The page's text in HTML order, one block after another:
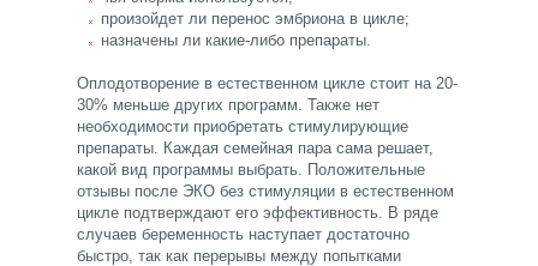
произойдет ли перенос эмбриона в цикле;
назначены ли какие-либо препараты.
Оплодотворение в естественном цикле стоит на 20-
30% меньше других программ. Также нет
необходимости приобретать стимулирующие
препараты. Каждая семейная пара сама решает,
какой вид программы выбрать. Положительные
отзывы после ЭКО без стимуляции в естественном
цикле подтверждают его эффективность. В ряде
случаев беременность наступает достаточно
быстро, так как перерывы между попытками